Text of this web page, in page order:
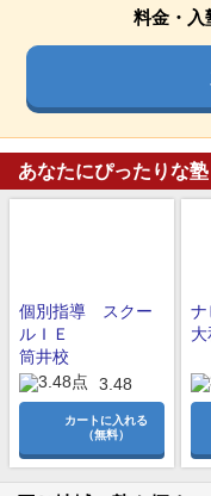
料金・入
あなたにぴったりな塾
個別指導 スクー
ルＩＥ
筒井校
3.48
カートに入れる
（無料）
ナ